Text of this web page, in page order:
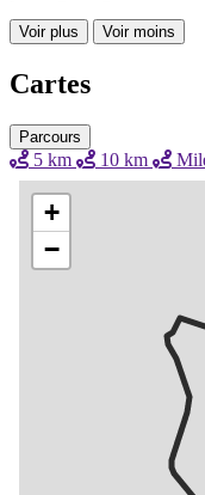
Voir plus Voir moins
Cartes
Parcours
5 km 10 km